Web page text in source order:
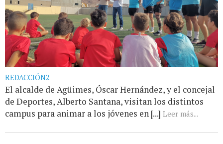
REDACCIÓN2
El alcalde de Agüimes, Óscar Hernández, y el concejal
de Deportes, Alberto Santana, visitan los distintos
campus para animar a los jóvenes en [...] Leer más...